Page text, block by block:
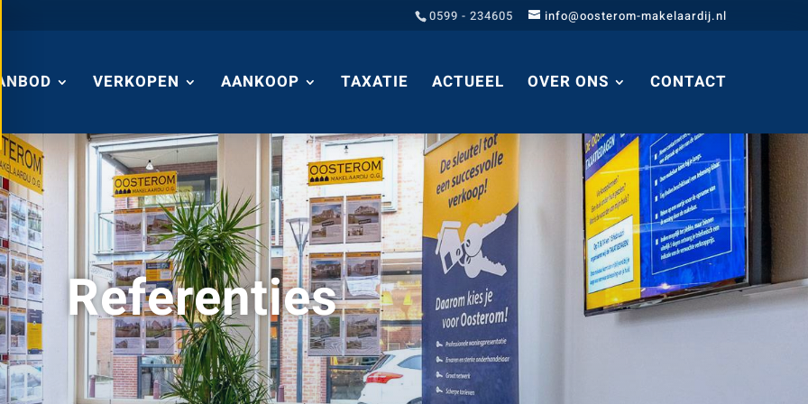
0599 - 234605 info@oosterom-makelaardij.nl
VERKOPEN AANKOOP TAXATIE ACTUEEL OVER ONS CONTACT
Referenties